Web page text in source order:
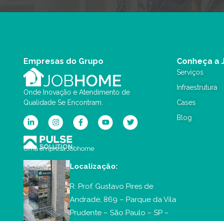
Empresas do Grupo
Onde Inovação e Atendimento de
Qualidade Se Encontram.
Uma empresa Jobhome
Localização:
R. Prof. Gustavo Pires de
Andrade, 869 – Parque da Vila
Prudente – São Paulo – SP –
Conheça a
Serviços
Infraestrutura
Cases
Blog